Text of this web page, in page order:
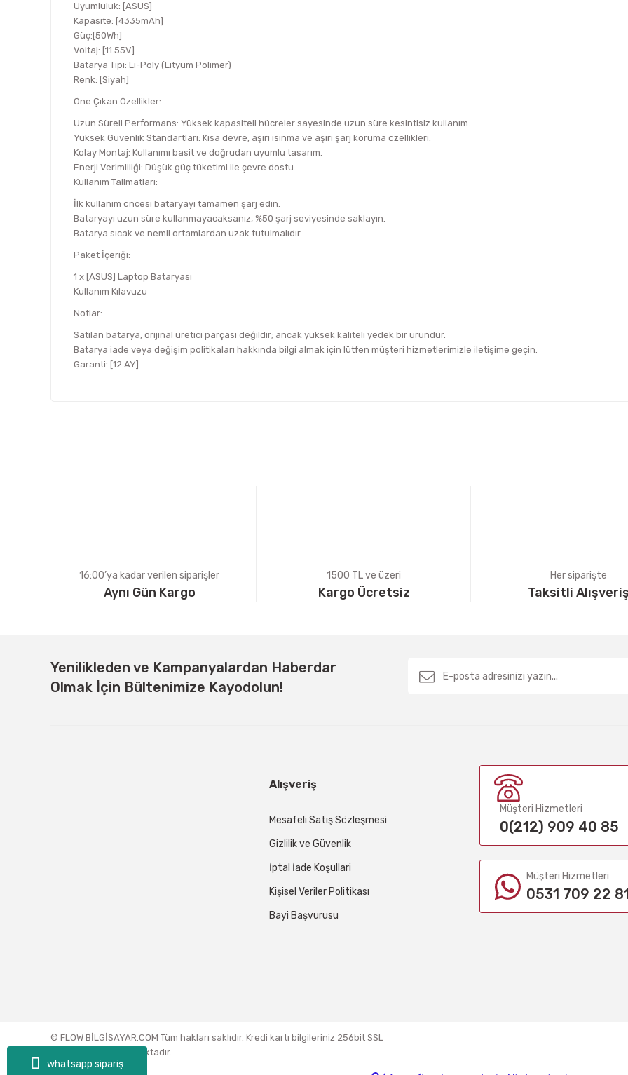
whatsapp sipariş
Uyumluluk: [ASUS]
Kapasite: [4335mAh]
Güç:[50Wh]
Voltaj: [11.55V]
Batarya Tipi: Li-Poly (Lityum Polimer)
Renk: [Siyah]
Öne Çıkan Özellikler:
Uzun Süreli Performans: Yüksek kapasiteli hücreler sayesinde uzun süre kesintisiz kullanım.
Yüksek Güvenlik Standartları: Kısa devre, aşırı ısınma ve aşırı şarj koruma özellikleri.
Kolay Montaj: Kullanımı basit ve doğrudan uyumlu tasarım.
Enerji Verimliliği: Düşük güç tüketimi ile çevre dostu.
Kullanım Talimatları:
İlk kullanım öncesi bataryayı tamamen şarj edin.
Bataryayı uzun süre kullanmayacaksanız, %50 şarj seviyesinde saklayın.
Batarya sıcak ve nemli ortamlardan uzak tutulmalıdır.
Paket İçeriği:
1 x [ASUS] Laptop Bataryası
Kullanım Kılavuzu
Notlar:
Satılan batarya, orijinal üretici parçası değildir; ancak yüksek kaliteli yedek bir üründür.
Batarya iade veya değişim politikaları hakkında bilgi almak için lütfen müşteri hizmetlerimizle iletişime geçin.
Garanti: [12 AY]
16:00’ya kadar verilen siparişler
Aynı Gün Kargo
1500 TL ve üzeri
Kargo Ücretsiz
Her siparişte
Taksitli Alışveriş
Yenilikleden ve Kampanyalardan Haberdar
Olmak İçin Bültenimize Kayodolun!
Alışveriş
Mesafeli Satış Sözleşmesi
Gizlilik ve Güvenlik
İptal İade Koşullari
Kişisel Veriler Politikası
Bayi Başvurusu
Müşteri Hizmetleri
0(212) 909 40 85
Müşteri Hizmetleri
0531 709 22
© FLOW BİLGİSAYAR.COM Tüm hakları saklıdır. Kredi kartı bilgileriniz 256bit SSL
sertifikası ile korunmaktadır.